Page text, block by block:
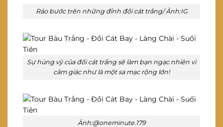
Rảo bước trên những đỉnh đồi cát trắng/ Ảnh:IG
Sự hùng vỹ của đồi cát trắng sẽ làm bạn ngạc nhiên vì
cảm giác như là một sa mạc rộng lớn!
Ảnh:@oneminute.179